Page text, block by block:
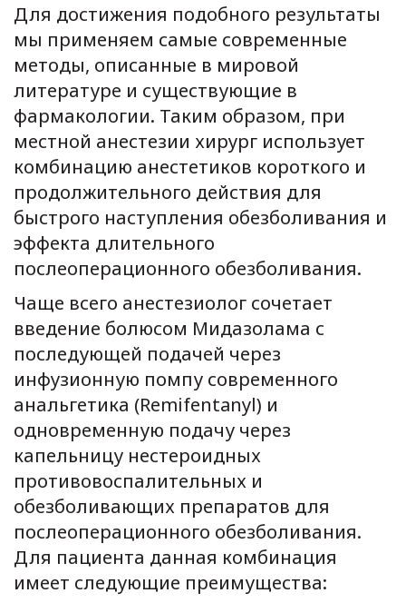
Для достижения подобного результаты
мы применяем самые современные
методы, описанные в мировой
литературе и существующие в
фармакологии. Таким образом, при
местной анестезии хирург использует
комбинацию анестетиков короткого и
продолжительного действия для
быстрого наступления обезболивания и
эффекта длительного
послеоперационного обезболивания.
Чаще всего анестезиолог сочетает
введение болюсом Мидазолама с
последующей подачей через
инфузионную помпу современного
анальгетика (Remifentanyl) и
одновременную подачу через
капельницу нестероидных
противовоспалительных и
обезболивающих препаратов для
послеоперационного обезболивания.
Для пациента данная комбинация
имеет следующие преимущества: